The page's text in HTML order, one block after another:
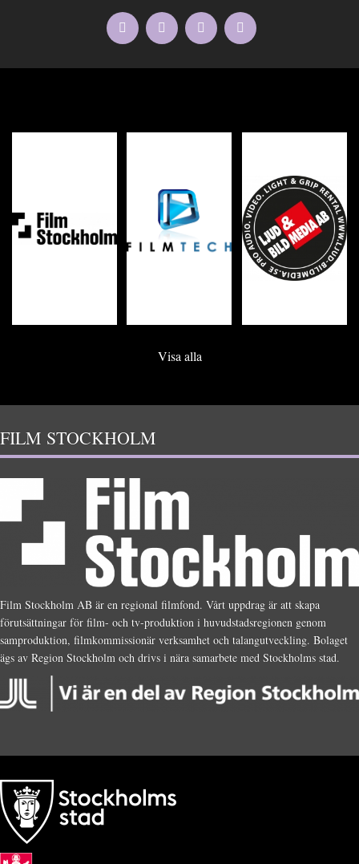
Visa alla
FILM STOCKHOLM
Film Stockholm AB är en regional filmfond. Vårt uppdrag är att skapa
förutsättningar för film- och tv-produktion i huvudstadsregionen genom
samproduktion, filmkommissionär verksamhet och talangutveckling. Bolaget
ägs av Region Stockholm och drivs i nära samarbete med Stockholms stad.